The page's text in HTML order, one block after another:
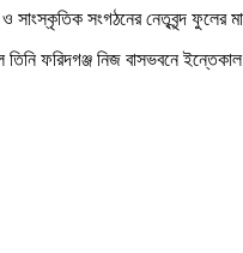
সাংস্কৃতিক সংগঠনের নেতৃবৃন্দ ফুলের
ফরিদগঞ্জ নিজ বাসভবনে